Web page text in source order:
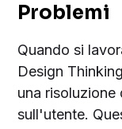
Problemi
Quando si
Design
una
sull'utente.